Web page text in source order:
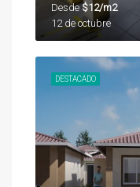
Desde$12/m2
12 de octubre
DESTACADO